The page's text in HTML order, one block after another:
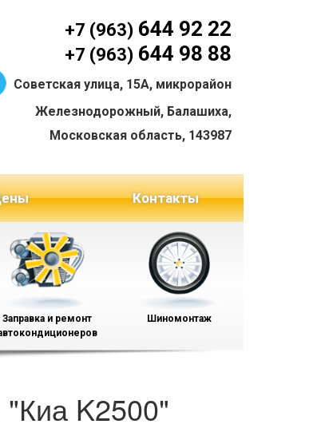
+7 (963) 644 92 22
+7 (963) 644 98 88
Советская улица, 15А, микрорайон
Железнодорожный, Балашиха,
Московская область, 143987
Контакты
Заправка и ремонт
Шиномонтаж
"Киа K2500"